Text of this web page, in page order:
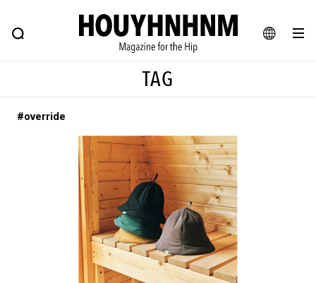
JA
FEATURE BLOG SNAP
ヒップなファッション、カルチャー、ライフスタイルWEBマガジン
#注目のタグ
#SHOPPING ADDICT #憧れの逸品
#ESSENTIAL DESIGNS #古着サミット
#NEW VINTAGE #マイナーグッド図鑑
#路地裏てぃーん。 #MONTHLY JOURNAL
#GH 銘品の所以 #フイナムのYouTube
#Commune H #FOCUS IT #AH.H
TAG
#override